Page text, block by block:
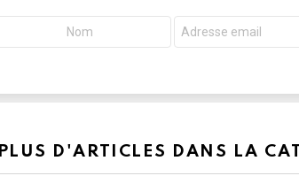
PLUS D'ARTICLES DANS LA